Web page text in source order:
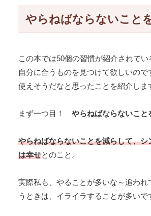
やらねばならないこと
この本では50個の習慣が紹介されて
自分に合うものを見つけて欲しいので
使えそうだなと思ったことを紹介しま
まず一つ目！ やらねばならないこと
やらねばならないことを減らして、シ
は幸せとのこと。
実際私も、やることが多いな～追われ
うときは、イライラすることが多いで